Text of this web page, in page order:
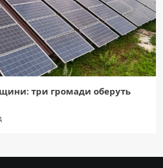
три громади оберуть